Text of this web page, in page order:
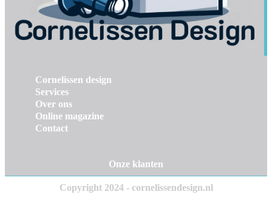
Cornelissen design
Services
Over ons
Online magazine
Contact
Onze klanten
Copyright 2024 - cornelissendesign.nl